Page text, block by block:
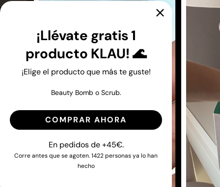
¡Llévate gratis 1
producto KLAU! 🌊
¡Elige el producto que más te guste!
Beauty Bomb o Scrub.
COMPRAR AHORA
En pedidos de +45€.
Corre antes que se agoten. 1422 personas ya lo han
hecho